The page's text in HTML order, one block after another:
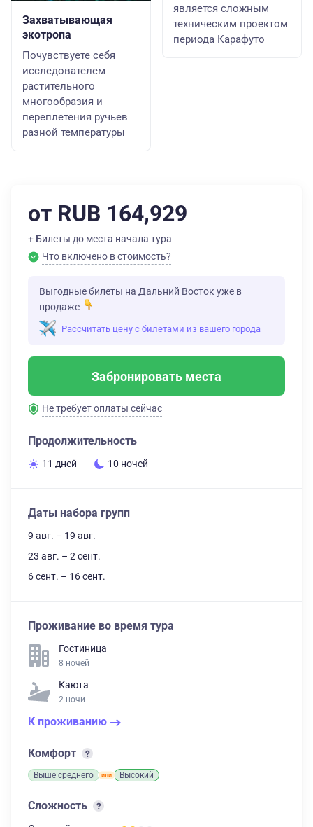
Захватывающая
экотропа
Почувствуете себя
исследователем
растительного
многообразия и
переплетения ручьев
разной температуры
является сложным
техническим проектом
периода Карафуто
от RUB 164,929
+ Билеты до места начала тура
Что включено в стоимость?
Выгодные билеты на Дальний Восток уже в
продаже
Рассчитать цену с билетами из вашего города
Забронировать места
Не требует оплаты сейчас
Продолжительность
11 дней 10 ночей
Даты набора групп
9 авг. – 19 авг.
23 авг. – 2 сент.
6 сент. – 16 сент.
Проживание во время тура
Гостиница
8 ночей
Каюта
2 ночи
К проживанию
Комфорт
Выше среднего Высокий
Сложность